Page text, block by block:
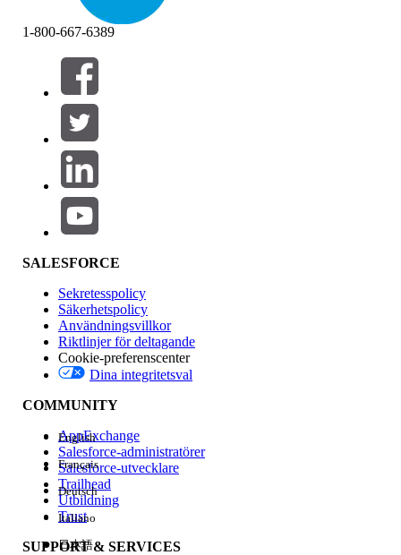
Filter (0)
VÄLJ FILTER
Produktområde
Funktionspåverkan
Version
Händelse
1-800-667-6389
SALESFORCE
Sekretesspolicy
Säkerhetspolicy
Användningsvillkor
Riktlinjer för deltagande
Cookie-preferenscenter
Dina integritetsval
COMMUNITY
AppExchange
Salesforce-administratörer
Salesforce-utvecklare
Trailhead
Utbildning
Trust
SUPPORT & SERVICES
English
Français
Deutsch
Italiano
日本語